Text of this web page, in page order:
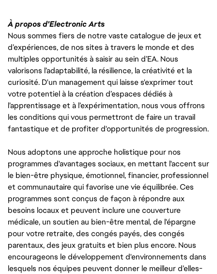
À propos d'Electronic Arts
Nous sommes fiers de notre vaste catalogue de jeux et
d’expériences, de nos sites à travers le monde et des
multiples opportunités à saisir au sein d’EA. Nous
valorisons l’adaptabilité, la résilience, la créativité et la
curiosité. D'un management qui laisse s'exprimer tout
votre potentiel à la création d’espaces dédiés à
l’apprentissage et à l’expérimentation, nous vous offrons
les conditions qui vous permettront de faire un travail
fantastique et de profiter d'opportunités de progression.
Nous adoptons une approche holistique pour nos
programmes d'avantages sociaux, en mettant l'accent sur
le bien-être physique, émotionnel, financier, professionnel
et communautaire qui favorise une vie équilibrée. Ces
programmes sont conçus de façon à répondre aux
besoins locaux et peuvent inclure une couverture
médicale, un soutien au bien-être mental, de l'épargne
pour votre retraite, des congés payés, des congés
parentaux, des jeux gratuits et bien plus encore. Nous
encourageons le développement d'environnements dans
lesquels nos équipes peuvent donner le meilleur d’elles-